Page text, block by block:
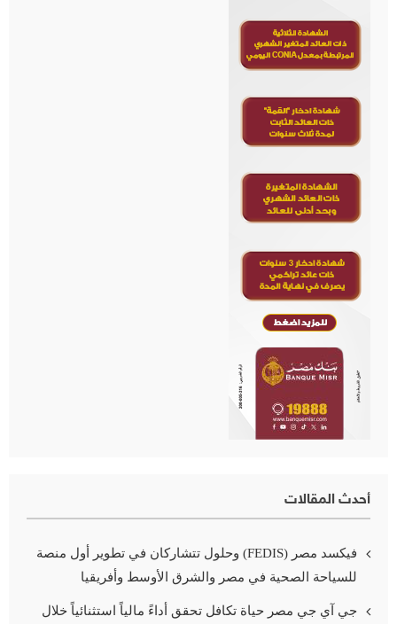
أحدث المقالات
فيكسد مصر (FEDIS) وحلول تتشاركان في تطوير أول منصة
للسياحة الصحية في مصر والشرق الأوسط وأفريقيا
جي آي جي مصر حياة تكافل تحقق أداءً مالياً استثنائياً خلال